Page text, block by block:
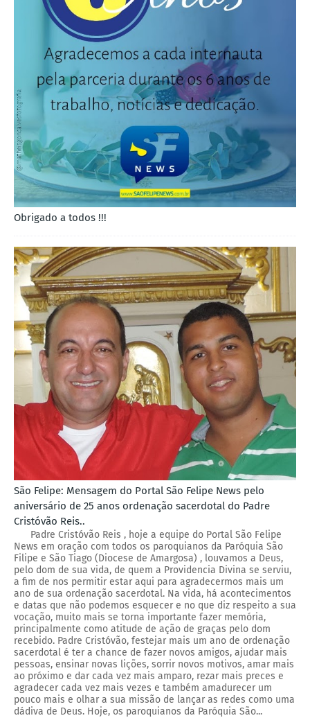
Obrigado a todos !!!
São Felipe: Mensagem do Portal São Felipe News pelo
aniversário de 25 anos ordenação sacerdotal do Padre
Cristóvão Reis..
Padre Cristóvão Reis , hoje a equipe do Portal São Felipe
News em oração com todos os paroquianos da Paróquia São
Filipe e São Tiago (Diocese de Amargosa) , louvamos a Deus,
pelo dom de sua vida, de quem a Providencia Divina se serviu,
a fim de nos permitir estar aqui para agradecermos mais um
ano de sua ordenação sacerdotal. Na vida, há acontecimentos
e datas que não podemos esquecer e no que diz respeito a sua
vocação, muito mais se torna importante fazer memória,
principalmente como atitude de ação de graças pelo dom
recebido. Padre Cristóvão, festejar mais um ano de ordenação
sacerdotal é ter a chance de fazer novos amigos, ajudar mais
pessoas, ensinar novas lições, sorrir novos motivos, amar mais
ao próximo e dar cada vez mais amparo, rezar mais preces e
agradecer cada vez mais vezes e também amadurecer um
pouco mais e olhar a sua missão de lançar as redes como uma
dádiva de Deus. Hoje, os paroquianos da Paróquia São...